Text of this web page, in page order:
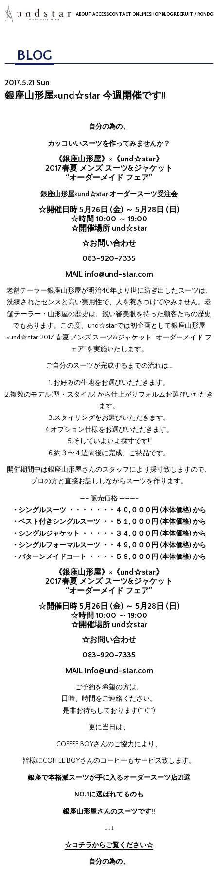
ABOUT ACCESSCONTACT ONLINESHOP BLOG RECRUIT / RONDO
BLOG
2017.5.21 Sun
銀座山形屋×und☆star 今週開催です!!
自分の為の、
カッコいいスーツを作ってみませんか？
《銀座山形屋》×《und☆star》
2017春夏 メンズ スーツ&ジャケット
“オーダーメイド フェア”
銀座山形屋×und☆star オーダースーツ受注会
☆開催日時 5月26日 (金) ～ 5月28日 (日)
☆時間 10:00 ～ 19:00
☆開催場所 und☆star
☆お問い合わせ
083-920-7335
MAIL info@und-star.com
老舗テーラー銀座山形屋が明治40年より世に紡ぎ出したスーツは、
洗練されたセンスと高い実用性で、人を惹きつけてやみません。老
舗テーラー・山形屋の歴史は、鋭い審美眼を持った顧客たちの歴史
でもあります。この度、und☆starでは初企画として銀座山形屋
×und☆star 2017 春夏 メンズ スーツ&ジャケット “オーダーメイド フ
ェア”を実施いたします。
ご自分のスーツが完成するまでの流れは…
1. お好みの生地をお選びいただきます。
2.複数のモデル(型・スタイル) から仕上がりフォルムお選びいただき
ます。
3.スタイリングをお選びいただきます。
4.オプション仕様をお選びいただきます。
5.そしていよいよ採寸です!!
6.約３〜４週間後に完成、ご納品です。
開催期間中は銀座山形屋さんのスタッフにより採寸致しますので、
プロの方と直接お話ししながらスーツを作ります。
—– 販売価格 ———-
・シングルスーツ ・・・・・・・４０,０００円 (本体価格) から
・ベスト付きシングルスーツ ・・５１,０００円 (本体価格) から
・シングルジャケット ・・・・・３４,０００円 (本体価格) から
・シングルフォーマルスーツ ・・４９,０００円 (本体価格) から
・パターンメイドコート ・・・・５９,０００円 (本体価格) から
《銀座山形屋》×《und☆star》
2017春夏 メンズ スーツ&ジャケット
“オーダーメイド フェア”
☆開催日時 5月26日 (金) ～ 5月28日 (日)
☆時間 10:00 ～ 19:00
☆開催場所 und☆star
☆お問い合わせ
083-920-7335
MAIL info@und-star.com
ご予約を希望の方は、
日時、時間をご連絡ください。
是非お待ちしております(^^)(^^)
更に当日は、
COFFEE BOYさんのご協力により、
皆様にCOFFEE BOYさんのコーヒーもサービス致します。
銀座で本格派スーツが手に入るオーダースーツ店21選
NO.1に選ばれてるのも
銀座山形屋さんのスーツです!!
↓↓↓
☆コチラからご覧ください☆
自分の為の、